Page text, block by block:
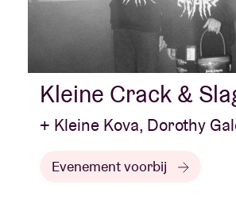
Kleine Crack &
+ Kleine Kova, Dorothy
Evenement voorbij